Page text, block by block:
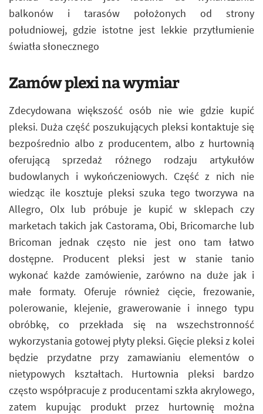
balkonów i tarasów położonych od strony
południowej, gdzie istotne jest lekkie przytłumienie
światła słonecznego
Zamów plexi na wymiar
Zdecydowana większość osób nie wie gdzie kupić
pleksi. Duża część poszukujących pleksi kontaktuje się
bezpośrednio albo z producentem, albo z hurtownią
oferującą sprzedaż różnego rodzaju artykułów
budowlanych i wykończeniowych. Część z nich nie
wiedząc ile kosztuje pleksi szuka tego tworzywa na
Allegro, Olx lub próbuje je kupić w sklepach czy
marketach takich jak Castorama, Obi, Bricomarche lub
Bricoman jednak często nie jest ono tam łatwo
dostępne. Producent pleksi jest w stanie tanio
wykonać każde zamówienie, zarówno na duże jak i
małe formaty. Oferuje również cięcie, frezowanie,
polerowanie, klejenie, grawerowanie i innego typu
obróbkę, co przekłada się na wszechstronność
wykorzystania gotowej płyty pleksi. Gięcie pleksi z kolei
będzie przydatne przy zamawianiu elementów o
nietypowych kształtach. Hurtownia pleksi bardzo
często współpracuje z producentami szkła akrylowego,
zatem kupując produkt przez hurtownię można